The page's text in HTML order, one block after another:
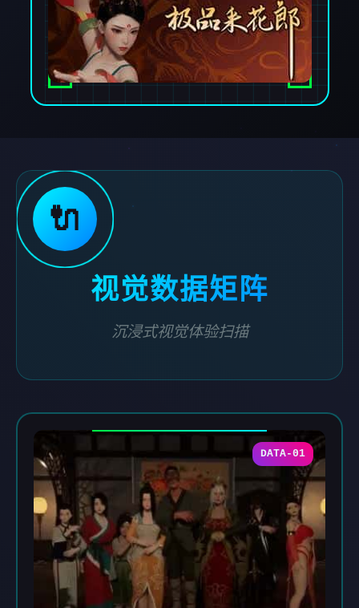
🔌
视觉数据矩阵
沉浸式视觉体验扫描
DATA-01